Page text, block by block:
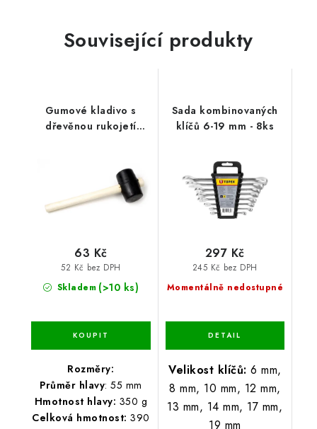
Související produkty
Gumové kladivo s
dřevěnou rukojetí
Skladem (>10 ks)
52 Kč bez DPH
63 Kč
Rozměry:
Průměr hlavy: 55 mm
Hmotnost hlavy: 350 g
Celková hmotnost: 390
Sada kombinovaných
klíčů 6-19 mm - 8ks
Momentálně nedostupné
245 Kč bez DPH
297 Kč
Velikost klíčů: 6 mm,
8 mm, 10 mm, 12 mm,
13 mm, 14 mm, 17 mm,
19 mm